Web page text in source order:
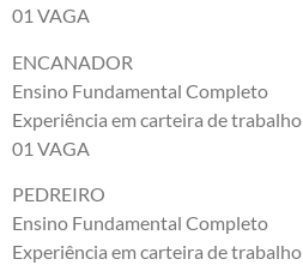
01 VAGA
ENCANADOR
Ensino Fundamental Completo
Experiência em carteira de trabalho
01 VAGA
PEDREIRO
Ensino Fundamental Completo
Experiência em carteira de trabalho